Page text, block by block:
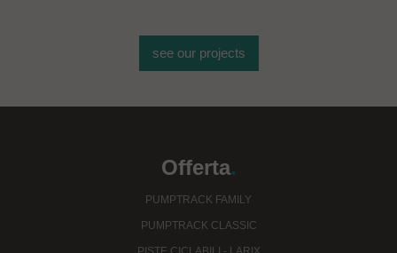
see our projects
Offerta.
PUMPTRACK FAMILY
PUMPTRACK CLASSIC